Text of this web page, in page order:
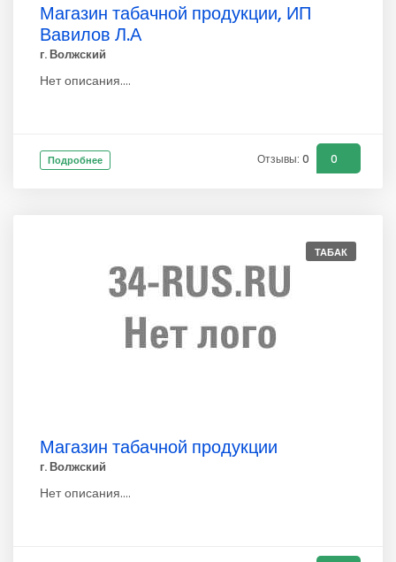
Магазин табачной продукции, ИП
Вавилов Л.А
г. Волжский
Нет описания....
Подробнее Отзывы: 0 0
ТАБАК
Магазин табачной продукции
г. Волжский
Нет описания....